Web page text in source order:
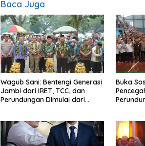
Baca Juga
Wagub Sani: Bentengi Generasi
Jambi dari IRET, TCC, dan
Perundungan Dimulai dari
Buka
bisa
depan